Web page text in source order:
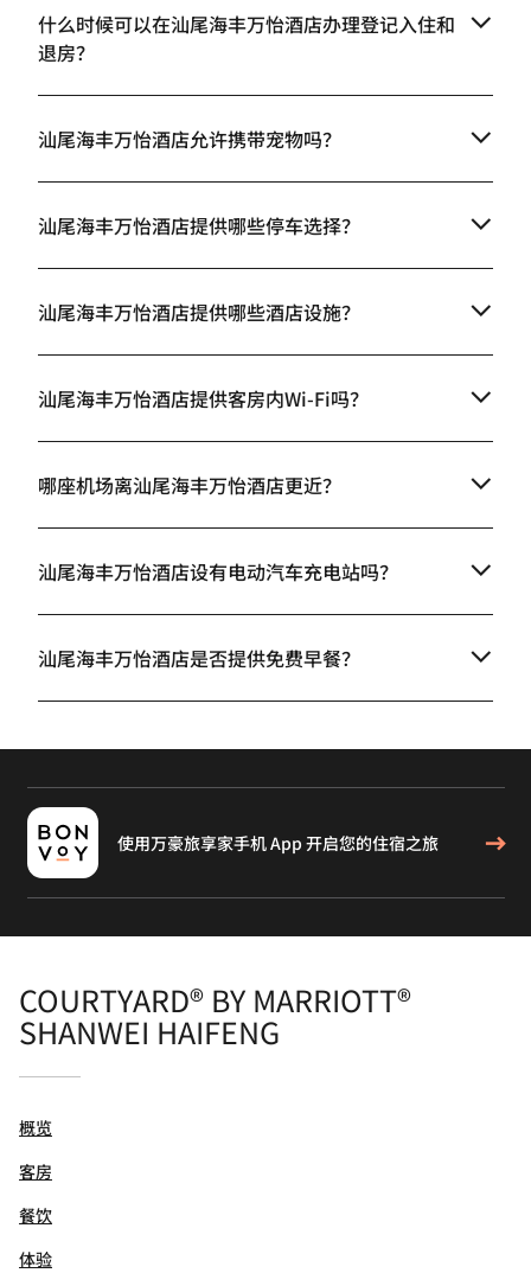
什么时候可以在汕尾海丰万怡酒店办理登记入住和
退房？
汕尾海丰万怡酒店允许携带宠物吗？
汕尾海丰万怡酒店提供哪些停车选择？
汕尾海丰万怡酒店提供哪些酒店设施？
汕尾海丰万怡酒店提供客房内Wi-Fi吗？
哪座机场离汕尾海丰万怡酒店更近？
汕尾海丰万怡酒店设有电动汽车充电站吗？
汕尾海丰万怡酒店是否提供免费早餐？
使用万豪旅享家手机 App 开启您的住宿之旅
COURTYARD® BY MARRIOTT®
SHANWEI HAIFENG
概览
客房
餐饮
体验